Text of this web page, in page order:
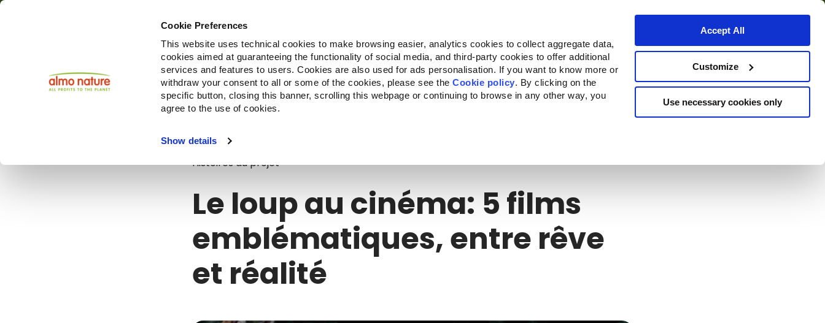
Cookie Preferences
This website uses technical cookies to make browsing easier, analytics cookies to collect aggregate data,
cookies aimed at guaranteeing the functionality of social media, and third-party cookies to offer additional
services and features to users. Cookies are also used for ads personalisation. If you want to know more or
withdraw your consent to all or some of the cookies, please see theCookie policy. By clicking on the
specific button, closing this banner, scrolling this webpage or continuing to browse in any other way, you
agree to the use of cookies.
Show details
Accept All
Customize
Use necessary cookies only
Produits Companion for Life L'appel à projets La marque Où acheter
Histoires du projet
Le loup au cinéma: 5 films
emblématiques, entre rêve
et réalité